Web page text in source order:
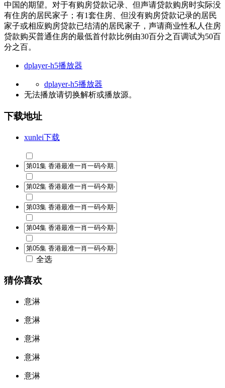
中国的期望。对于有购房贷款记录、但声请贷款购房时实际没
有住房的居民家子；有1套住房、但没有购房贷款记录的居民
家子或相应购房贷款已结清的居民家子，声请商业性私人住房
贷款购买普通住房的最低首付款比例由30百分之百调试为50百
分之百。
dplayer-h5播放器
dplayer-h5播放器
无法播放请切换解析或播放源。
下载地址
xunlei下载
全选
猜你喜欢
意淋
意淋
意淋
意淋
意淋